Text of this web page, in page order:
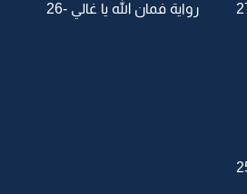
رواية فمان الله يا غالي -26